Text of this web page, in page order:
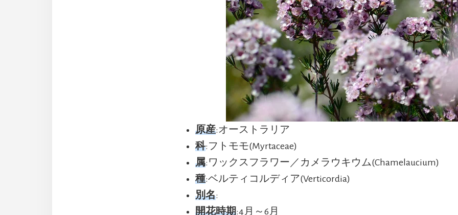
原産:オーストラリア
科:フトモモ(Myrtaceae)
属:ワックスフラワー／カメラウキウム(Chamelaucium)
種:ベルティコルディア(Verticordia)
別名:
開花時期:4月～6月